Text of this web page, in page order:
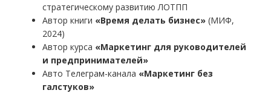
стратегическому развитию ЛОТПП
Автор книги «Время делать бизнес» (МИФ,
2024)
Автор курса «Маркетинг для руководителей
и предпринимателей»
Авто Телеграм-канала «Маркетинг без
галстуков»